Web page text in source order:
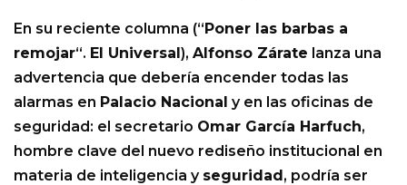
En su reciente columna (“Poner las barbas a
remojar“. El Universal), Alfonso Zárate lanza una
advertencia que debería encender todas las
alarmas en Palacio Nacional y en las oficinas de
seguridad: el secretario Omar García Harfuch,
hombre clave del nuevo rediseño institucional en
materia de inteligencia y seguridad, podría ser